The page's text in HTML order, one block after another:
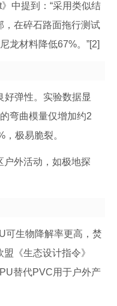
中提到：“采用类似结
，在碎石路面拖行测试
龙材料降低67%。”[2]
好弹性。实验数据显
弯曲模量仅增加约2
极易脆裂。
户外活动，如极地探
可生物降解率更高，焚
《生态设计指令》
替代PVC用于户外产